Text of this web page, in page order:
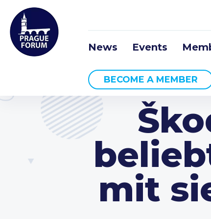
News Events
BECOME A MEMBER
mit